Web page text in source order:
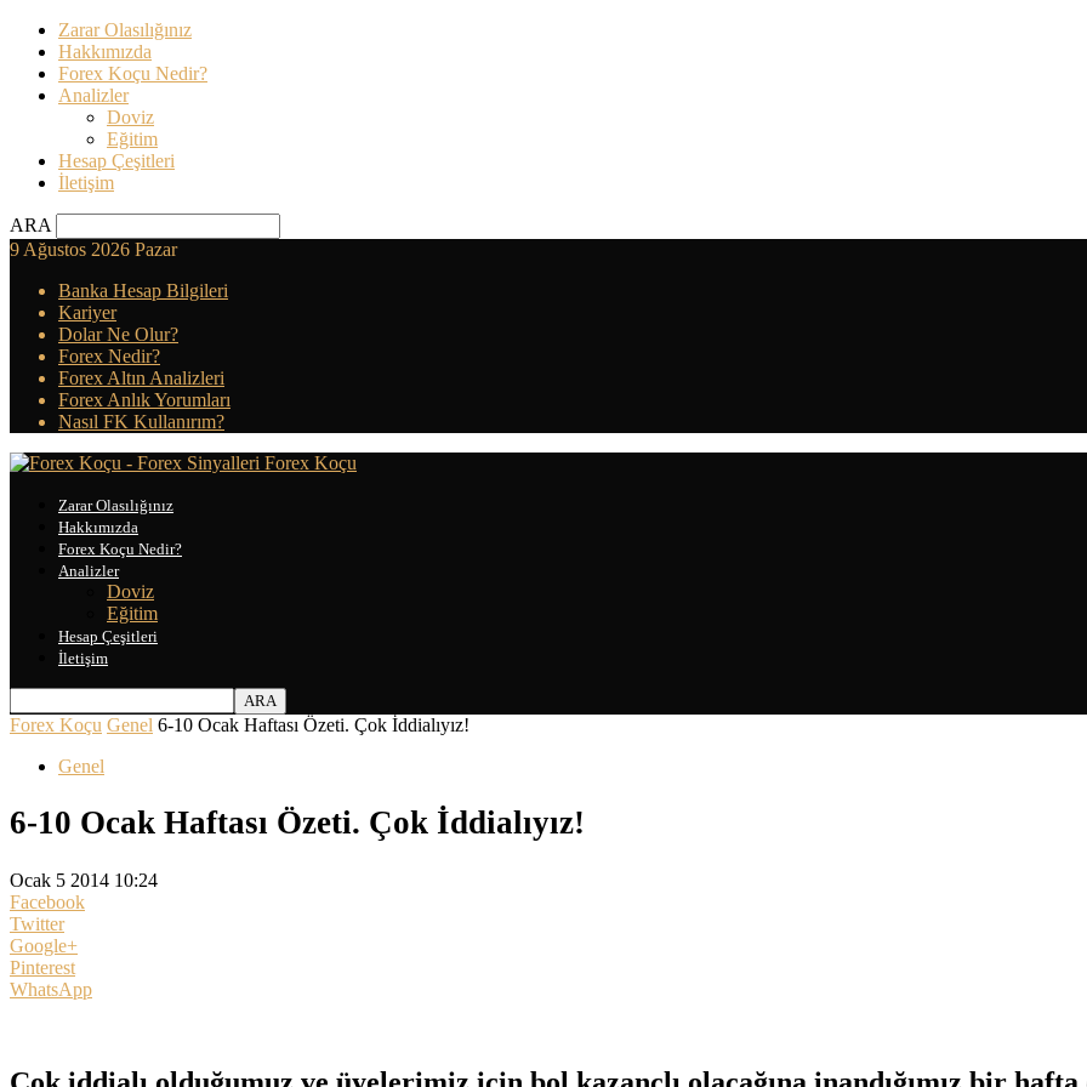
Zarar Olasılığınız
Hakkımızda
Forex Koçu Nedir?
Analizler
Doviz
Eğitim
Hesap Çeşitleri
İletişim
ARA
9 Ağustos 2026 Pazar
Banka Hesap Bilgileri
Kariyer
Dolar Ne Olur?
Forex Nedir?
Forex Altın Analizleri
Forex Anlık Yorumları
Nasıl FK Kullanırım?
Forex Koçu
Zarar Olasılığınız
Hakkımızda
Forex Koçu Nedir?
Analizler
Doviz
Eğitim
Hesap Çeşitleri
İletişim
Forex Koçu Genel 6-10 Ocak Haftası Özeti. Çok İddialıyız!
Genel
6-10 Ocak Haftası Özeti. Çok İddialıyız!
Ocak 5 2014 10:24
Facebook
Twitter
Google+
Pinterest
WhatsApp